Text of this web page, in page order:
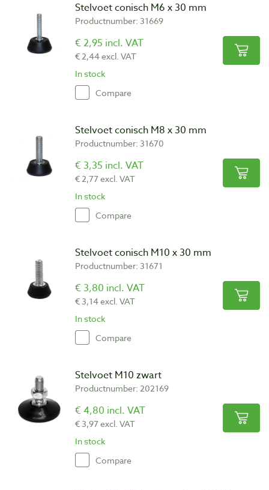
Stelvoet conisch M6 x 30 mm
Productnumber: 31669
€ 2,95 incl. VAT
€ 2,44 excl. VAT
In stock
Compare
Stelvoet conisch M8 x 30 mm
Productnumber: 31670
€ 3,35 incl. VAT
€ 2,77 excl. VAT
In stock
Compare
Stelvoet conisch M10 x 30 mm
Productnumber: 31671
€ 3,80 incl. VAT
€ 3,14 excl. VAT
In stock
Compare
Stelvoet M10 zwart
Productnumber: 202169
€ 4,80 incl. VAT
€ 3,97 excl. VAT
In stock
Compare